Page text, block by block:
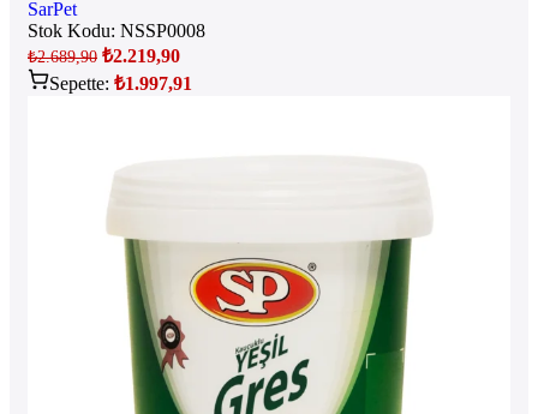
SarPet
Stok Kodu: NSSP0008
₺2.689,90 ₺2.219,90
Sepette: ₺1.997,91